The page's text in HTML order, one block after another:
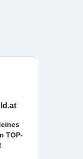
TOP-